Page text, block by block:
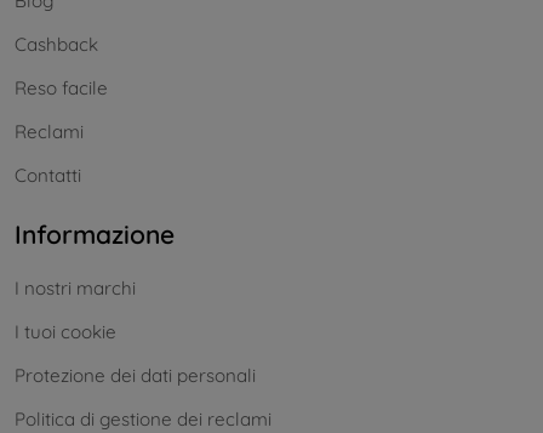
Cashback
Reso facile
Reclami
Contatti
Informazione
I nostri marchi
I tuoi cookie
Protezione dei dati personali
Politica di gestione dei reclami